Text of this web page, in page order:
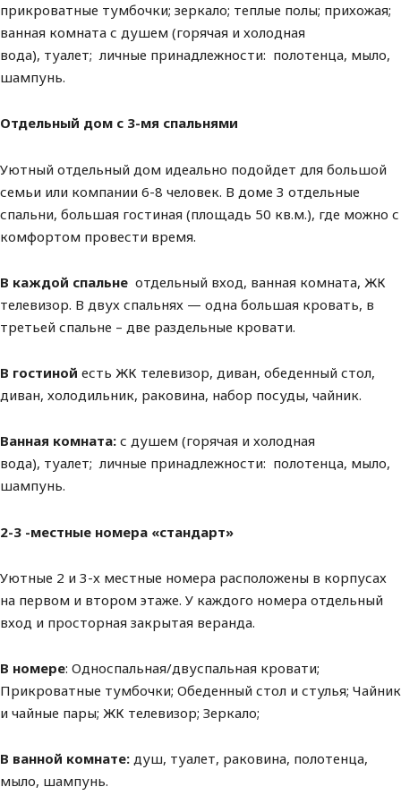
прикроватные тумбочки; зеркало; теплые полы; прихожая;
ванная комната с душем (горячая и холодная
вода), туалет; личные принадлежности: полотенца, мыло,
шампунь.
Отдельный дом с 3-мя спальнями
Уютный отдельный дом идеально подойдет для большой
семьи или компании 6-8 человек. В доме 3 отдельные
спальни, большая гостиная (площадь 50 кв.м.), где можно с
комфортом провести время.
В каждой спальне отдельный вход, ванная комната, ЖК
телевизор. В двух спальнях — одна большая кровать, в
третьей спальне – две раздельные кровати.
В гостиной есть ЖК телевизор, диван, обеденный стол,
диван, холодильник, раковина, набор посуды, чайник.
Ванная комната: с душем (горячая и холодная
вода), туалет; личные принадлежности: полотенца, мыло,
шампунь.
2-3 -местные номера «стандарт»
Уютные 2 и 3-х местные номера расположены в корпусах
на первом и втором этаже. У каждого номера отдельный
вход и просторная закрытая веранда.
В номере: Односпальная/двуспальная кровати;
Прикроватные тумбочки; Обеденный стол и стулья; Чайник
и чайные пары; ЖК телевизор; Зеркало;
В ванной комнате: душ, туалет, раковина, полотенца,
мыло, шампунь.